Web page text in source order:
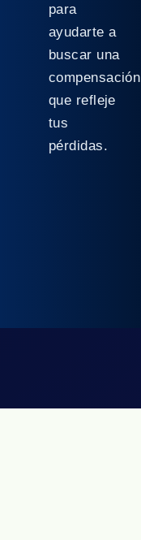
para
ayudarte a
buscar una
compensación
que refleje
tus
pérdidas.